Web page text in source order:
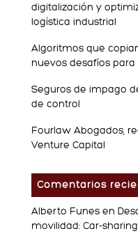
digitalización y
logística industrial
Algoritmos que
nuevos desafíos
Seguros de impago
de control
Fourlaw Abogados,
Venture Capital
Comentarios
Alberto Funesen
movilidad: Car-